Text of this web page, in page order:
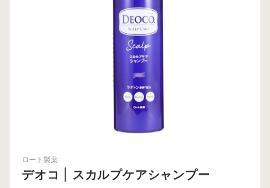
ロート製薬
デオコ スカルプケアシャンプー